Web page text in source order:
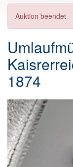
Auktion beendet
1874